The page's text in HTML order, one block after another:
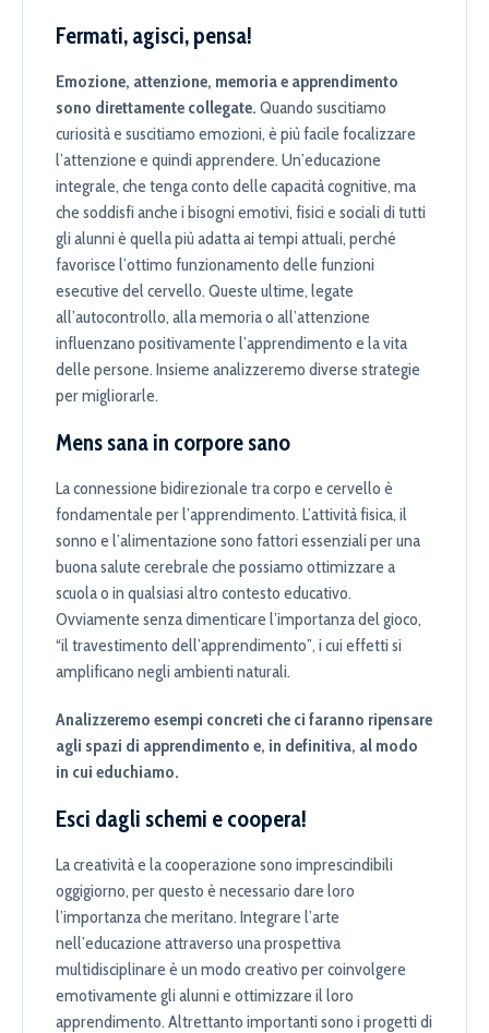
Fermati, agisci, pensa!
Emozione, attenzione, memoria e apprendimento
sono direttamente collegate. Quando suscitiamo
curiosità e suscitiamo emozioni, è più facile focalizzare
l’attenzione e quindi apprendere. Un’educazione
integrale, che tenga conto delle capacità cognitive, ma
che soddisfi anche i bisogni emotivi, fisici e sociali di tutti
gli alunni è quella più adatta ai tempi attuali, perché
favorisce l’ottimo funzionamento delle funzioni
esecutive del cervello. Queste ultime, legate
all’autocontrollo, alla memoria o all’attenzione
influenzano positivamente l’apprendimento e la vita
delle persone. Insieme analizzeremo diverse strategie
per migliorarle.
Mens sana in corpore sano
La connessione bidirezionale tra corpo e cervello è
fondamentale per l’apprendimento. L’attività fisica, il
sonno e l’alimentazione sono fattori essenziali per una
buona salute cerebrale che possiamo ottimizzare a
scuola o in qualsiasi altro contesto educativo.
Ovviamente senza dimenticare l’importanza del gioco,
“il travestimento dell’apprendimento”, i cui effetti si
amplificano negli ambienti naturali.
Analizzeremo esempi concreti che ci faranno ripensare
agli spazi di apprendimento e, in definitiva, al modo
in cui educhiamo.
Esci dagli schemi e coopera!
La creatività e la cooperazione sono imprescindibili
oggigiorno, per questo è necessario dare loro
l’importanza che meritano. Integrare l’arte
nell’educazione attraverso una prospettiva
multidisciplinare è un modo creativo per coinvolgere
emotivamente gli alunni e ottimizzare il loro
apprendimento. Altrettanto importanti sono i progetti di